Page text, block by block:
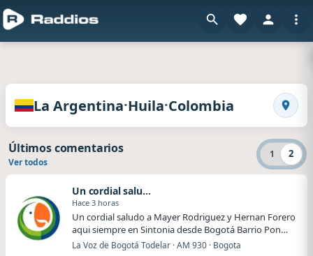
Radios de La Argentina · Huila · Colombiaen
La Argentina·Huila·Colombia
1 2
Últimos comentarios
Ver todos
Un cordial saludo
Hace 3 horas
Un cordial saludo a Mayer Rodriguez y Hernan Forero
aqui siempre en Sintonia desde Bogotá Barrio Pon…
La Voz de Bogotá Todelar · AM 930 · Bogota